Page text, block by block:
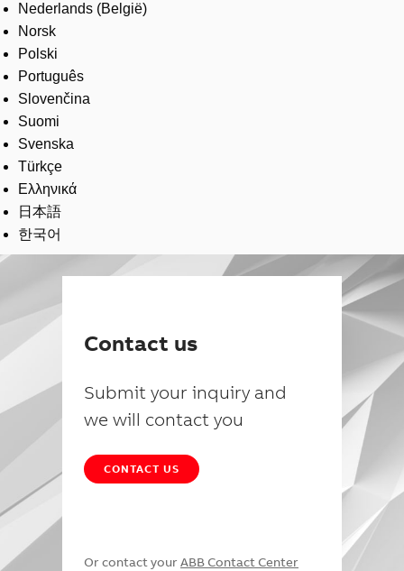
Nederlands (België)
Norsk
Polski
Português
Slovenčina
Suomi
Svenska
Türkçe
Ελληνικά
日本語
한국어
Contact us
Submit your inquiry and
we will contact you
CONTACT US
Or contact your ABB Contact Center